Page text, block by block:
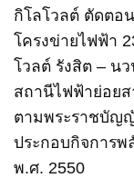
กิโลโวลต์ ตัดตอ
โครงข่ายไฟฟ้า
โวลต์ รังสิต – น
สถานีไฟฟ้าย่อย
ตามพระราชบัญ
ประกอบกิจการพ
พ.ศ. 2550